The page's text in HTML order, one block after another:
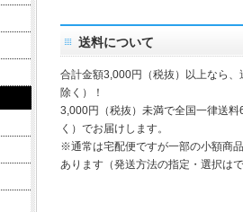
送料について
合計金額3,000円（税抜）以上なら
除く）！
3,000円（税抜）未満で全国一律送
く）でお届けします。
※通常は宅配便ですが一部の小額商
あります（発送方法の指定・選択は